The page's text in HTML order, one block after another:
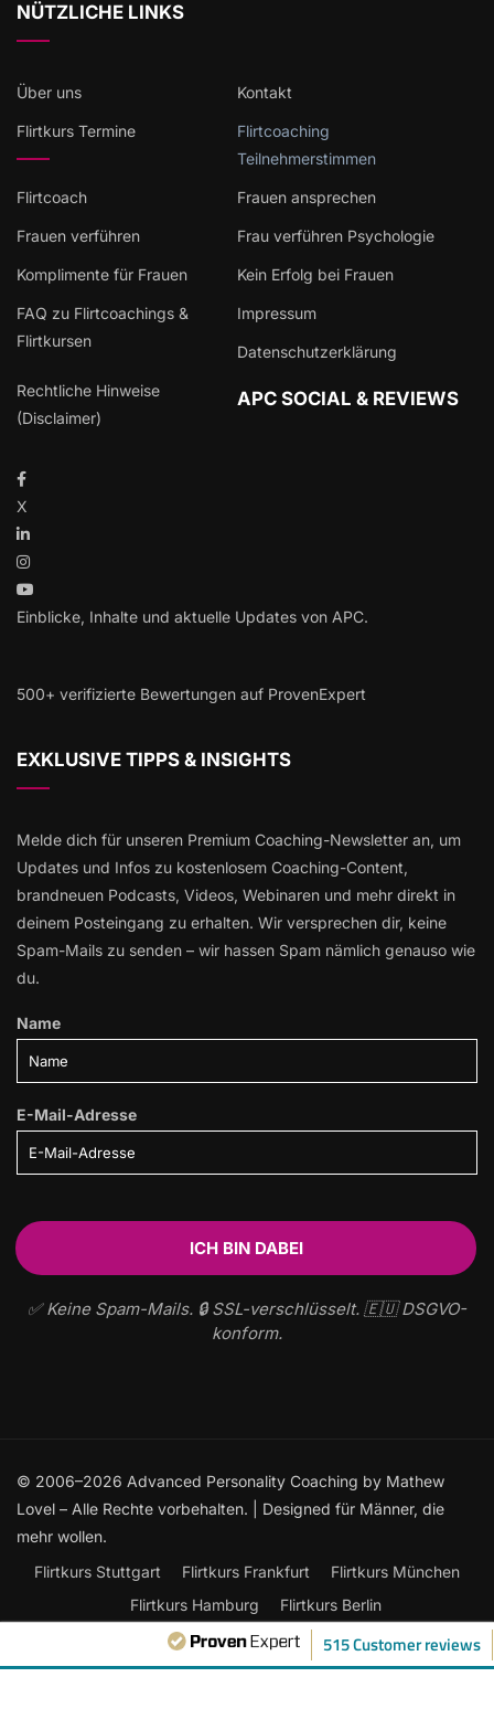
NÜTZLICHE LINKS
Über uns Kontakt
Flirtkurs Termine
Flirtcoaching
Teilnehmerstimmen
Flirtcoach Frauen ansprechen
Frauen verführen Frau verführen Psychologie
Komplimente für Frauen Kein Erfolg bei Frauen
FAQ zu Flirtcoachings &
Flirtkursen
Impressum
Datenschutzerklärung
Rechtliche Hinweise
(Disclaimer)
APC SOCIAL & REVIEWS
X
Einblicke, Inhalte und aktuelle Updates von APC.
500+ verifizierte Bewertungen auf ProvenExpert
EXKLUSIVE TIPPS & INSIGHTS
Melde dich für unseren Premium Coaching-Newsletter an, um
Updates und Infos zu kostenlosem Coaching-Content,
brandneuen Podcasts, Videos, Webinaren und mehr direkt in
deinem Posteingang zu erhalten. Wir versprechen dir, keine
Spam-Mails zu senden – wir hassen Spam nämlich genauso wie
du.
Name
E-Mail-Adresse
✅ Keine Spam-Mails. 🔒 SSL-verschlüsselt. 🇪🇺 DSGVO-
konform.
515 Customer reviews
© 2006–2026 Advanced Personality Coaching by Mathew
Lovel – Alle Rechte vorbehalten. | Designed für Männer, die
mehr wollen.
Flirtkurs Stuttgart
Flirtkurs Frankfurt
Flirtkurs München
Flirtkurs Hamburg
Flirtkurs Berlin
Frauen ansprechen: Der ultimative Leitfaden
Flirtkurse Online
Flirten lernen Kontakt